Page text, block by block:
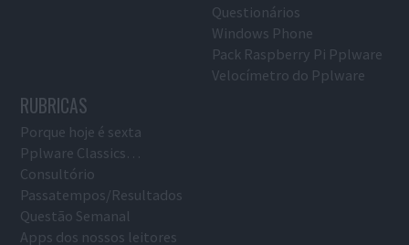
Questionários
Windows Phone
Pack Raspberry Pi Pplware
Velocímetro do Pplware
RUBRICAS
Porque hoje é sexta
Pplware Classics…
Consultório
Passatempos/Resultados
Questão Semanal
Apps dos nossos leitores